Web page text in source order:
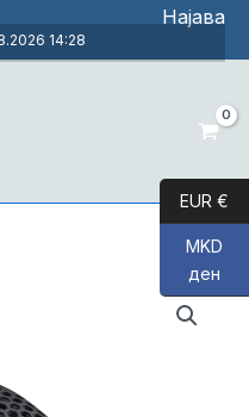
Најава
14:28
EUR €
MKD
ден